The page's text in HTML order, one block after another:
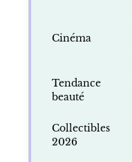
Cinéma
Tendance
beauté
Collectibles
2026